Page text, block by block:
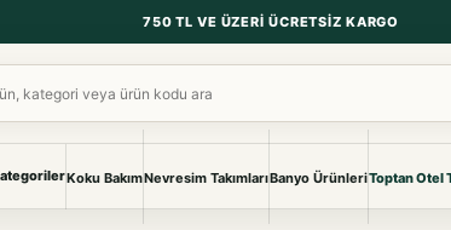
750 TL VE ÜZERI ÜCRETSIZ KARGO
Koku BakımNevresim TakımlarıBanyo ÜrünleriToptan Otel